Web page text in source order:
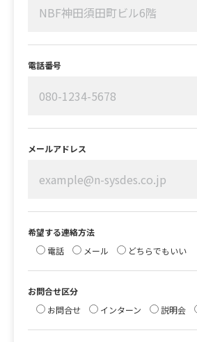
電話番号
メールアドレス
希望する連絡方法
電話
メール どちらでもいい
お問合せ区分
お問合せ
インターン 説明会